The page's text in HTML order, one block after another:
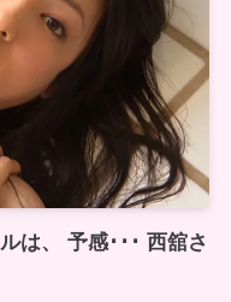
は、 予感･･･ 西舘さ